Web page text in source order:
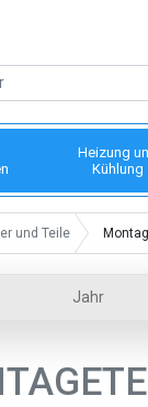
Heizung
Kühlung
und Teile
Jahr